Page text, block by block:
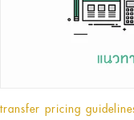
transfer pricing